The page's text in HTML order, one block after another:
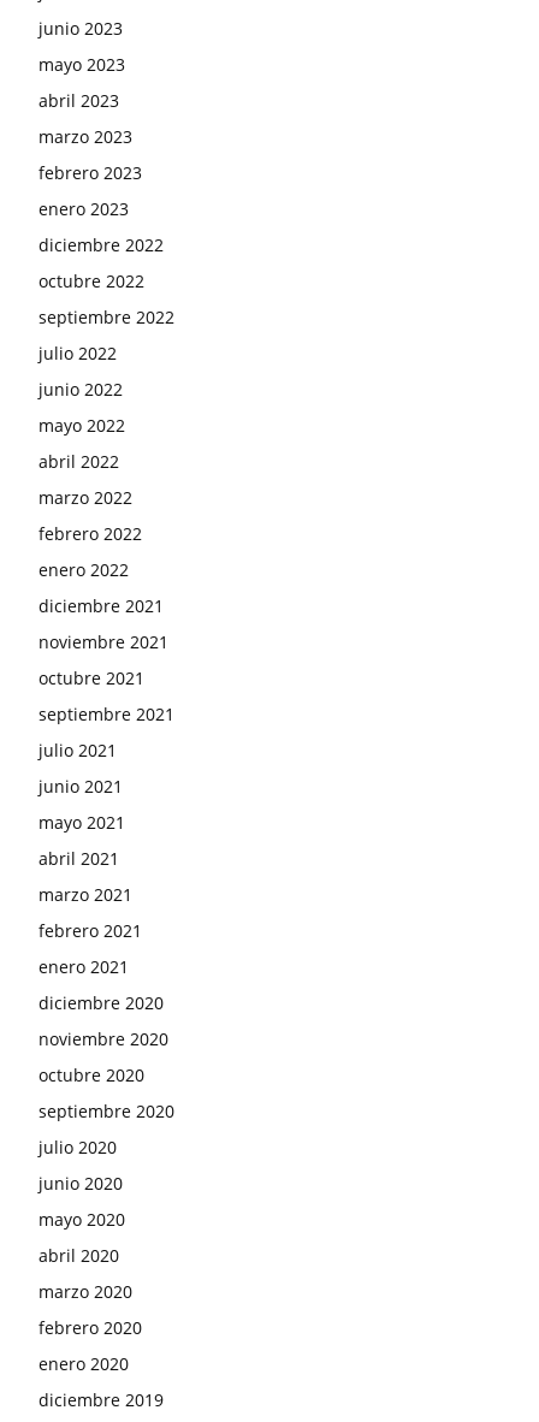
junio 2023
mayo 2023
abril 2023
marzo 2023
febrero 2023
enero 2023
diciembre 2022
octubre 2022
septiembre 2022
julio 2022
junio 2022
mayo 2022
abril 2022
marzo 2022
febrero 2022
enero 2022
diciembre 2021
noviembre 2021
octubre 2021
septiembre 2021
julio 2021
junio 2021
mayo 2021
abril 2021
marzo 2021
febrero 2021
enero 2021
diciembre 2020
noviembre 2020
octubre 2020
septiembre 2020
julio 2020
junio 2020
mayo 2020
abril 2020
marzo 2020
febrero 2020
enero 2020
diciembre 2019